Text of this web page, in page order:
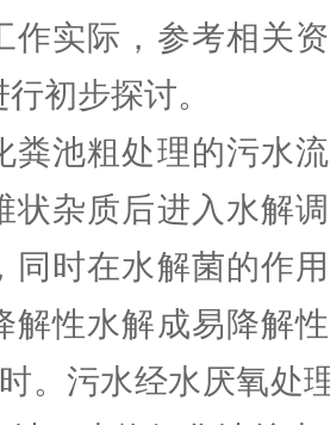
作实际，参考相关
初步探讨。
粪池粗处理的污水
状杂质后进入水解
同时在水解菌的作
解性水解成易降解
。污水经水厌氧处